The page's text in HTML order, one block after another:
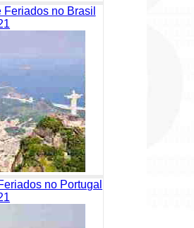
no Brasil
no Portugal